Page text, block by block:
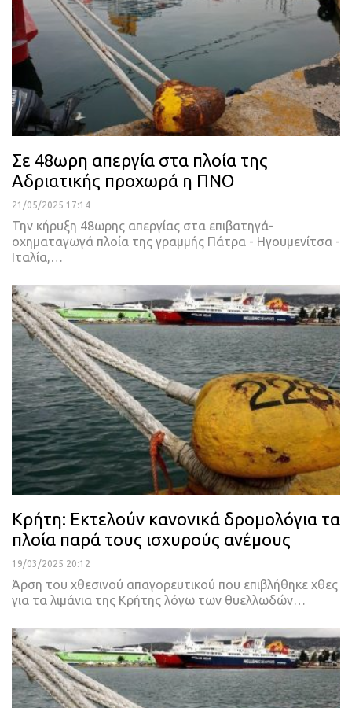
Σε 48ωρη απεργία στα πλοία της
Αδριατικής προχωρά η ΠΝΟ
21/05/2025 17:14
Την κήρυξη 48ωρης απεργίας στα επιβατηγά-
οχηματαγωγά πλοία της γραμμής Πάτρα - Ηγουμενίτσα -
Ιταλία,…
Κρήτη: Εκτελούν κανονικά δρομολόγια τα
πλοία παρά τους ισχυρούς ανέμους
19/03/2025 20:12
Άρση του χθεσινού απαγορευτικού που επιβλήθηκε χθες
για τα λιμάνια της Κρήτης λόγω των θυελλωδών…